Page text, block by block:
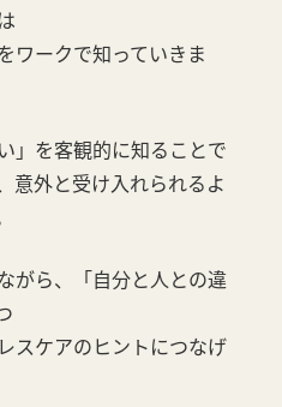
ワークで知っていきま
」を客観的に知ることで
意外と受け入れられるよ
がら、「自分と人との違
スケアのヒントにつなげ